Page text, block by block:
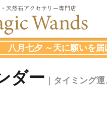
八月七夕 ～天に願いを届
ダー ｜タイミング